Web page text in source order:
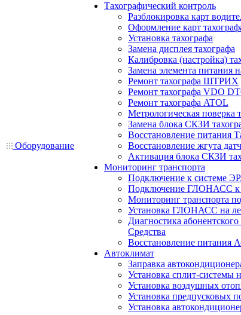
Оборудование
Тахографический контроль
Разблокировка карт
Оформление карт
Установка тахографа
Замена дисплея тахографа
Калибровка (настройка)
Замена элемента питания
Ремонт тахографа ШТРИХ
Ремонт тахографа VDO
Ремонт тахографа ATOL
Метрологическая поверка
Замена блока СКЗИ
Восстановление питания
Восстановление жгута
Активация блока СКЗИ
Мониторинг транспорта
Подключение к системе
Подключение ГЛОНАСС
Мониторинг транспорта
Установка ГЛОНАСС на
Диагностика
Средства
Восстановление питания
Автоклимат
Заправка
Установка сплит-системы
Установка воздушных
Установка предпусковых
Установка